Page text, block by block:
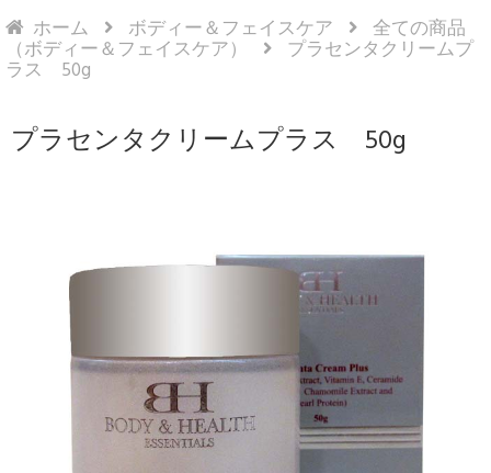
ホーム ボディー＆フェイスケア 全ての商品
（ボディー＆フェイスケア） プラセンタクリームプ
ラス 50g
プラセンタクリームプラス 50g